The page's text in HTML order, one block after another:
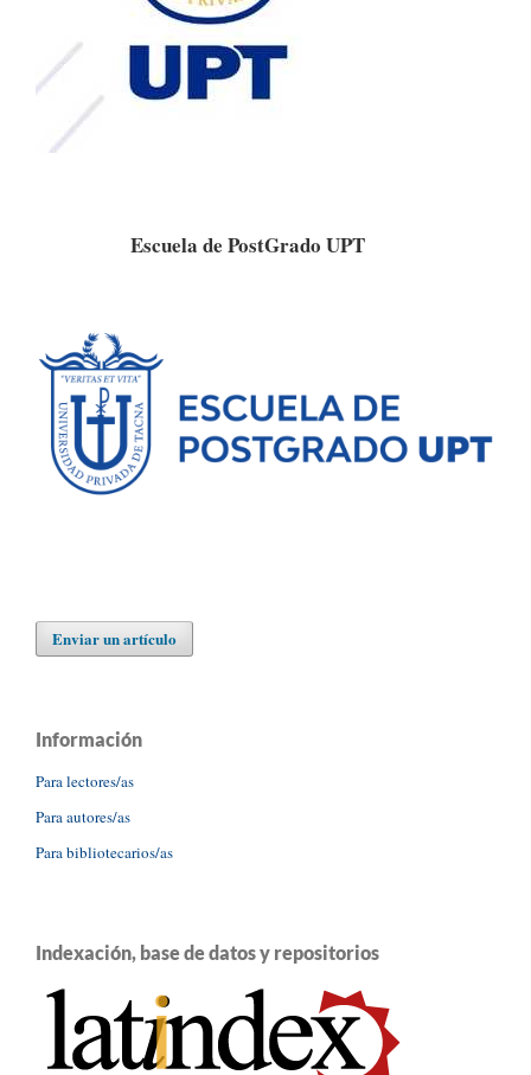
Escuela de PostGrado UPT
Enviar un artículo
Información
Para lectores/as
Para autores/as
Para bibliotecarios/as
Indexación, base de datos y repositorios